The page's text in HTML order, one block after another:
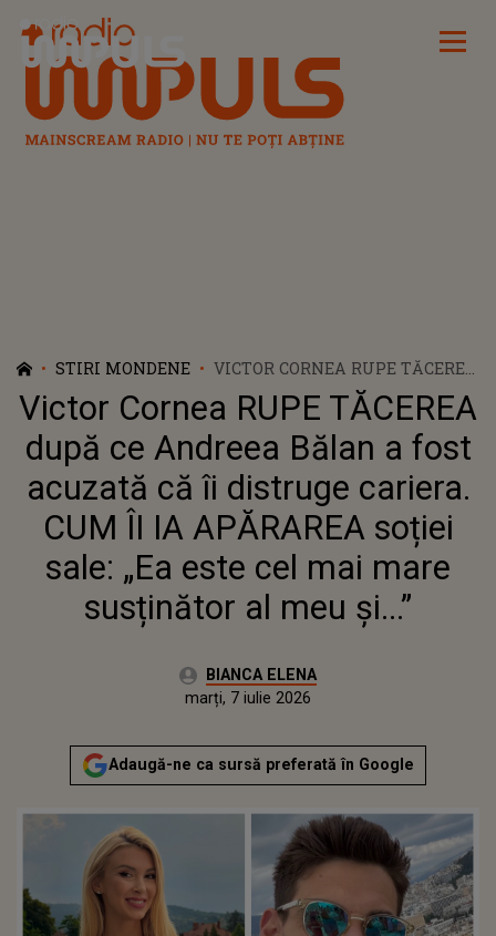
Radio Impuls
STIRI MONDENE
VICTOR CORNEA RUPE TĂCEREA
DUPĂ CE ANDREEA BĂLAN A
FOST ACUZATĂ CĂ ÎI DISTRUGE
CARIERA. CUM ÎI IA APĂRAREA
SOȚIEI SALE: „EA ESTE CEL MAI
MARE SUSȚINĂTOR AL MEU
ȘI...”
Victor Cornea RUPE TĂCEREA
după ce Andreea Bălan a fost
acuzată că îi distruge cariera.
CUM ÎI IA APĂRAREA soției
sale: „Ea este cel mai mare
susținător al meu și...”
Autor:BIANCA ELENA
Publicat:
marți, 7 iulie 2026
Adaugă-ne ca sursă preferată în Google